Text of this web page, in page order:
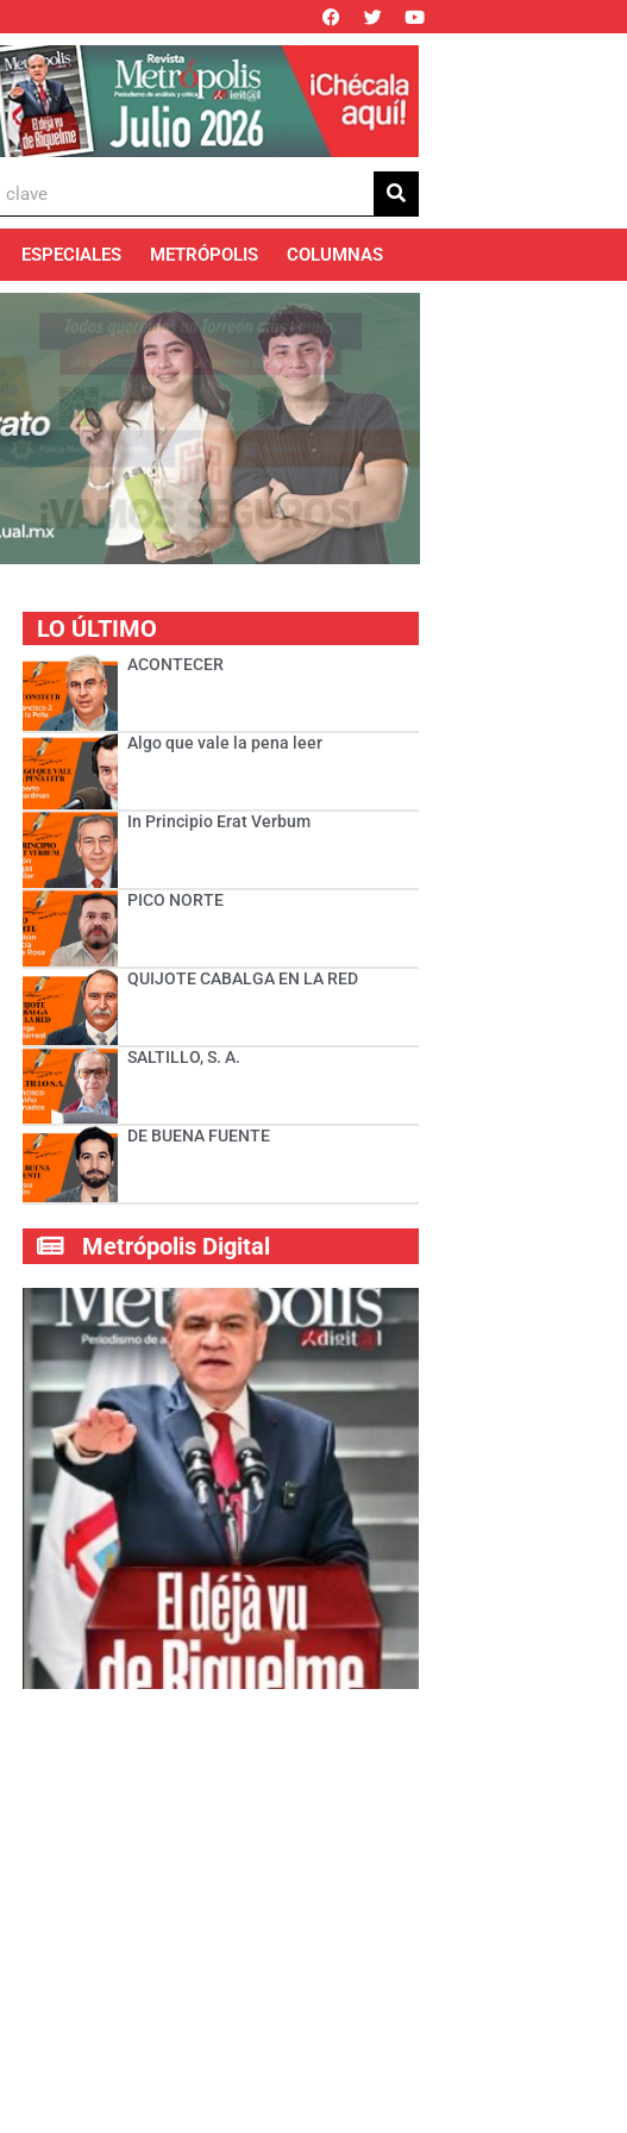
ESPECIALES METRÓPOLIS COLUMNAS
LO ÚLTIMO
ACONTECER
Algo que vale la pena leer
In Principio Erat Verbum
PICO NORTE
QUIJOTE CABALGA EN LA RED
SALTILLO, S. A.
DE BUENA FUENTE
Metrópolis Digital